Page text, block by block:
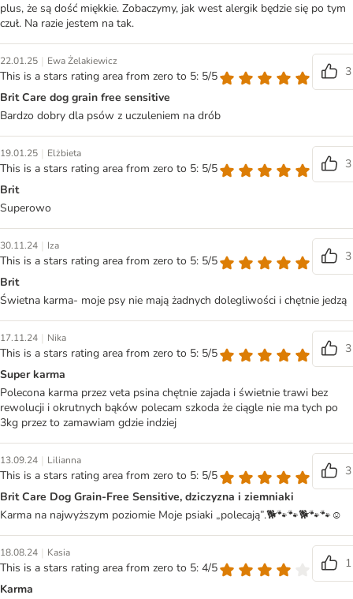
plus, że są dość miękkie. Zobaczymy, jak west alergik będzie się po tym
czuł. Na razie jestem na tak.
22.01.25 | Ewa Żelakiewicz
This is a stars rating area from zero to 5: 5/5
3
Brit Care dog grain free sensitive
Bardzo dobry dla psów z uczuleniem na drób
19.01.25 | Elżbieta
This is a stars rating area from zero to 5: 5/5
3
Brit
Superowo
30.11.24 | Iza
This is a stars rating area from zero to 5: 5/5
3
Brit
Świetna karma- moje psy nie mają żadnych dolegliwości i chętnie jedzą
17.11.24 | Nika
This is a stars rating area from zero to 5: 5/5
3
Super karma
Polecona karma przez veta psina chętnie zajada i świetnie trawi bez
rewolucji i okrutnych bąków polecam szkoda że ciągle nie ma tych po
3kg przez to zamawiam gdzie indziej
13.09.24 | Lilianna
This is a stars rating area from zero to 5: 5/5
3
Brit Care Dog Grain-Free Sensitive, dziczyzna i ziemniaki
Karma na najwyższym poziomie Moje psiaki „polecają”.🐕🐾🐾🐕🐾🐾☺️
18.08.24 | Kasia
This is a stars rating area from zero to 5: 4/5
1
Karma